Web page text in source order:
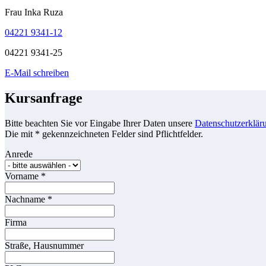
Frau Inka Ruza
04221 9341-12
04221 9341-25
E-Mail schreiben
Kursanfrage
Bitte beachten Sie vor Eingabe Ihrer Daten unsere
Die mit * gekennzeichneten Felder sind Pflichtfelder.
Anrede
Vorname *
Nachname *
Firma
Straße, Hausnummer